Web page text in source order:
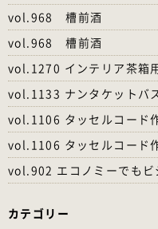
vol.968 槽前酒
vol.968 槽前酒
vol.1270 インテリア茶箱
vol.1133 ナンタケットバ
vol.1106 タッセルコード
vol.1106 タッセルコード
vol.902 エコノミーでもビ
カテゴリー